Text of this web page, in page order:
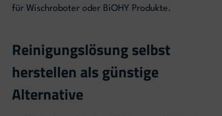
für Wischroboter oder BiOHY Produkte.
Reinigungslösung selbst
herstellen als günstige
Alternative